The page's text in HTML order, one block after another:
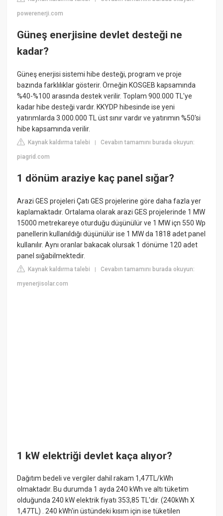
powerenerji.com
Güneş enerjisine devlet desteği ne
kadar?
Güneş enerjisi sistemi hibe desteği, program ve proje
bazında farklılıklar gösterir. Örneğin KOSGEB kapsamında
%40-%100 arasında destek verilir. Toplam 900.000 TL'ye
kadar hibe desteği vardır. KKYDP hibesinde ise yeni
yatırımlarda 3.000.000 TL üst sınır vardır ve yatırımın %50'si
hibe kapsamında verilir.
Kaynak kaldırma talebi |Cevabın tamamını burada okuyun:
piagrid.com
1 dönüm araziye kaç panel sığar?
Arazi GES projeleri Çatı GES projelerine göre daha fazla yer
kaplamaktadır. Ortalama olarak arazi GES projelerinde 1 MW
15000 metrekareye oturduğu düşünülür ve 1 MW içn 550 Wp
panellerin kullanıldığı düşünülür ise 1 MW da 1818 adet panel
kullanılır. Aynı oranlar bakacak olursak 1 dönüme 120 adet
panel sığabilmektedir.
Kaynak kaldırma talebi |Cevabın tamamını burada okuyun:
myenerjisolar.com
1 kW elektriği devlet kaça alıyor?
Dağıtım bedeli ve vergiler dahil rakam 1,47TL/kWh
olmaktadır. Bu durumda 1 ayda 240 kWh ve altı tüketim
olduğunda 240 kW elektrik fiyatı 353,85 TL'dir. (240kWh X
1,47TL) . 240 kWh'in üstündeki kısım için ise tüketilen